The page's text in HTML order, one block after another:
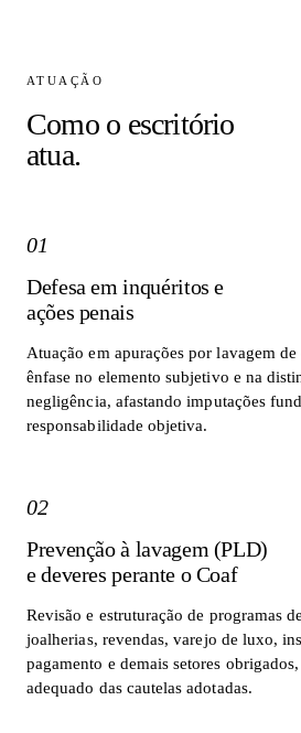
ATUAÇÃO
Como o escritório
atua.
01
Defesa em inquéritos e
ações penais
Atuação em apurações por lavagem
ênfase no elemento subjetivo e na
negligência, afastando imputações
responsabilidade objetiva.
02
Prevenção à lavagem (PLD)
e deveres perante o Coaf
Revisão e estruturação de programas
joalherias, revendas, varejo de luxo,
pagamento e demais setores
adequado das cautelas adotadas.